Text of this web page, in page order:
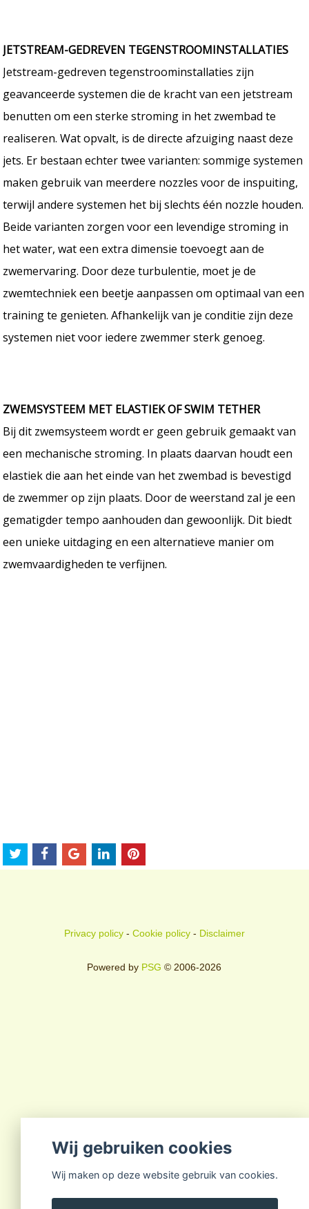
JETSTREAM-GEDREVEN TEGENSTROOMINSTALLATIES
Jetstream-gedreven tegenstroominstallaties zijn
geavanceerde systemen die de kracht van een jetstream
benutten om een sterke stroming in het zwembad te
realiseren. Wat opvalt, is de directe afzuiging naast deze
jets. Er bestaan echter twee varianten: sommige systemen
maken gebruik van meerdere nozzles voor de inspuiting,
terwijl andere systemen het bij slechts één nozzle houden.
Beide varianten zorgen voor een levendige stroming in
het water, wat een extra dimensie toevoegt aan de
zwemervaring. Door deze turbulentie, moet je de
zwemtechniek een beetje aanpassen om optimaal van een
training te genieten. Afhankelijk van je conditie zijn deze
systemen niet voor iedere zwemmer sterk genoeg.
ZWEMSYSTEEM MET ELASTIEK OF SWIM TETHER
Bij dit zwemsysteem wordt er geen gebruik gemaakt van
een mechanische stroming. In plaats daarvan houdt een
elastiek die aan het einde van het zwembad is bevestigd
de zwemmer op zijn plaats. Door de weerstand zal je een
gematigder tempo aanhouden dan gewoonlijk. Dit biedt
een unieke uitdaging en een alternatieve manier om
zwemvaardigheden te verfijnen.
Privacy policy- Cookie policy- Disclaimer
Powered by PSG © 2006-2026
Wij gebruiken cookies
Wij maken op deze website gebruik van cookies.